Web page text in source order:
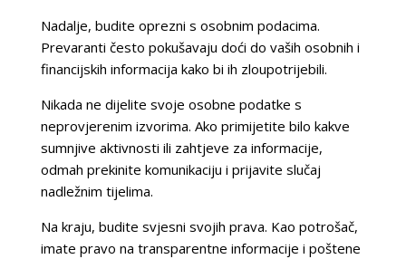
Nadalje, budite oprezni s osobnim podacima.
Prevaranti često pokušavaju doći do vaših osobnih i
financijskih informacija kako bi ih zloupotrijebili.
Nikada ne dijelite svoje osobne podatke s
neprovjerenim izvorima. Ako primijetite bilo kakve
sumnjive aktivnosti ili zahtjeve za informacije,
odmah prekinite komunikaciju i prijavite slučaj
nadležnim tijelima.
Na kraju, budite svjesni svojih prava. Kao potrošač,
imate pravo na transparentne informacije i poštene